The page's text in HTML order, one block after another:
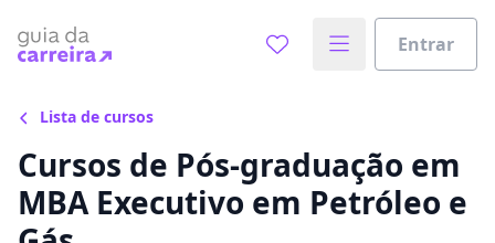
Entrar
Lista de cursos
Cursos de Pós-graduação em
MBA Executivo em Petróleo e